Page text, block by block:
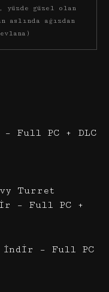
yüzde güzel olan
aslında ağızdan
Full PC + DLC
Turret
– Full PC +
İndir – Full PC